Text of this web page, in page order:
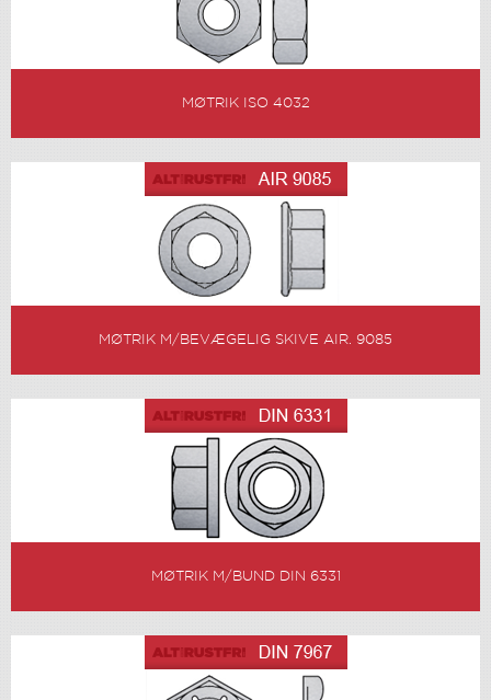
MØTRIK ISO 4032
MØTRIK M/BEVÆGELIG SKIVE AIR. 9085
MØTRIK M/BUND DIN 6331